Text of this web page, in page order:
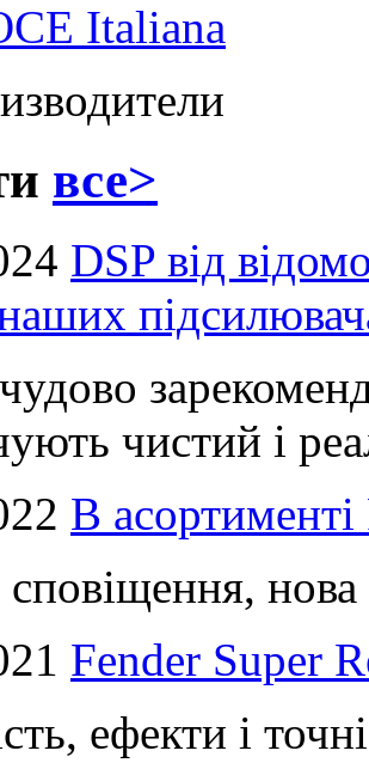
Italiana
все>
DSP від
чистий і
В
сповіщення,
Fender Super
ефекти і